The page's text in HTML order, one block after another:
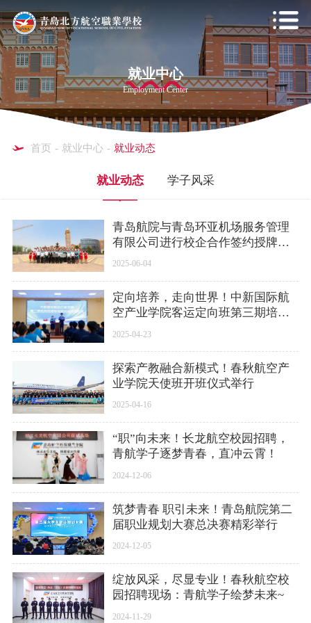
就业中心
Employment Center
首页 - 就业中心 - 就业动态
就业动态 学子风采
青岛航院与青岛环亚机场服务管理
有限公司进行校企合作签约授牌仪
式
2025-06-04
定向培养，走向世界！中新国际航
空产业学院客运定向班第三期培训
顺利结业
2025-04-23
探索产教融合新模式！春秋航空产
业学院天使班开班仪式举行
2025-04-16
“职”向未来！长龙航空校园招聘，
青航学子逐梦青春，直冲云霄！
2024-12-06
筑梦青春 职引未来！青岛航院第二
届职业规划大赛总决赛精彩举行
2024-12-05
绽放风采，尽显专业！春秋航空校
园招聘现场：青航学子绘梦未来~
2024-11-29